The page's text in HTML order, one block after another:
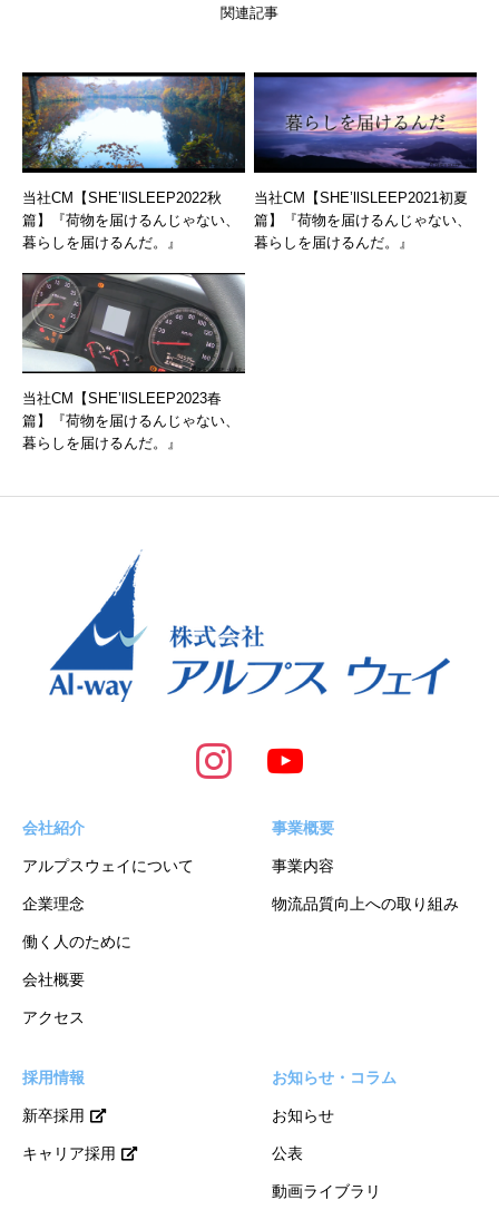
関連記事
当社CM【SHE’llSLEEP2022秋
篇】『荷物を届けるんじゃない、
暮らしを届けるんだ。』
当社CM【SHE’llSLEEP2021初夏
篇】『荷物を届けるんじゃない、
暮らしを届けるんだ。』
当社CM【SHE’llSLEEP2023春
篇】『荷物を届けるんじゃない、
暮らしを届けるんだ。』
会社紹介
アルプスウェイについて
企業理念
働く人のために
会社概要
アクセス
事業概要
事業内容
物流品質向上への取り組み
採用情報
新卒採用
キャリア採用
お知らせ・コラム
お知らせ
公表
動画ライブラリ